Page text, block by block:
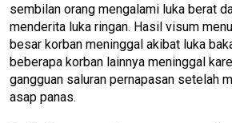
sembilan orang mengalami luka berat
menderita luka ringan. Hasil visum
besar korban meninggal akibat luka
beberapa korban lainnya meninggal
gangguan saluran pernapasan setelah
asap panas.